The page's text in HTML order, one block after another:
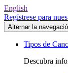
English
Regístrese para
Alternar la
Tipos de
Descubra